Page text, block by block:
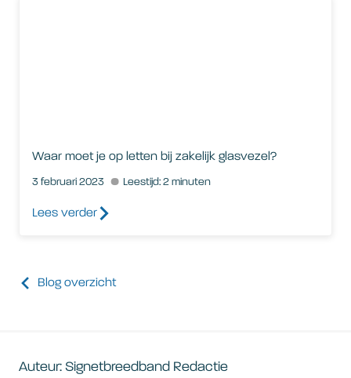
Waar moet je op letten bij zakelijk glasvezel?
3 februari 2023 Leestijd: 2 minuten
Lees verder
Blog overzicht
Auteur: Signetbreedband Redactie